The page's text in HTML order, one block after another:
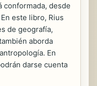
conformada, desde
este libro, Rius
de geografía,
aborda
En
darse cuenta